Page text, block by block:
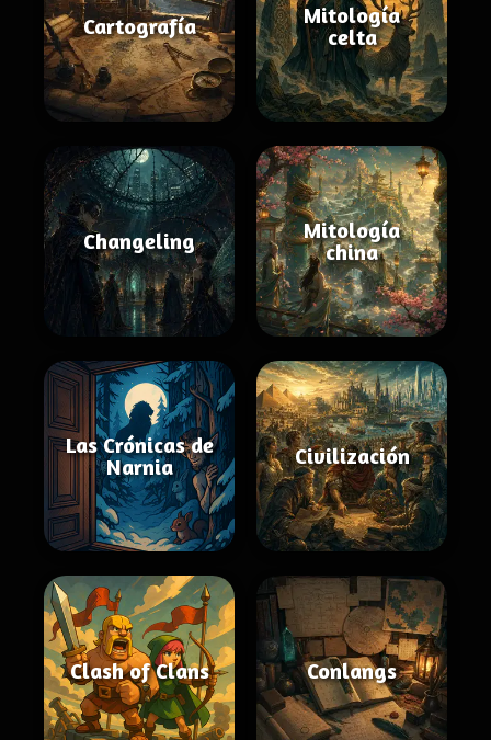
Cartografía
Mitología
celta
Changeling
Mitología
china
Las Crónicas de
Narnia
Civilización
Clash of Clans Conlangs